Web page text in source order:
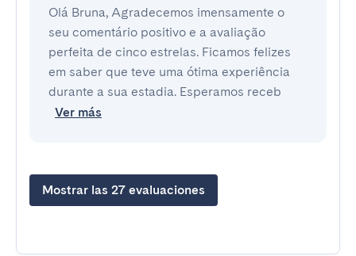
Olá Bruna, Agradecemos imensamente o
seu comentário positivo e a avaliação
perfeita de cinco estrelas. Ficamos felizes
em saber que teve uma ótima experiência
durante a sua estadia. Esperamos receb
Ver más
Mostrar las 27 evaluaciones